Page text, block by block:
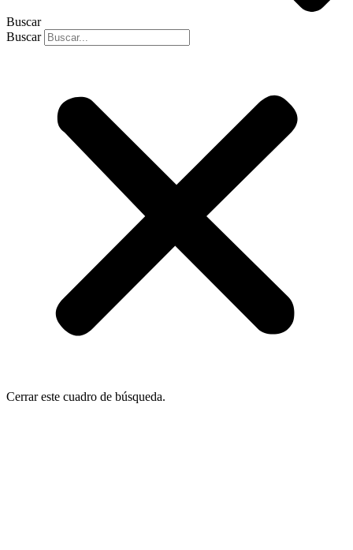
Buscar
Buscar
Cerrar este cuadro de búsqueda.